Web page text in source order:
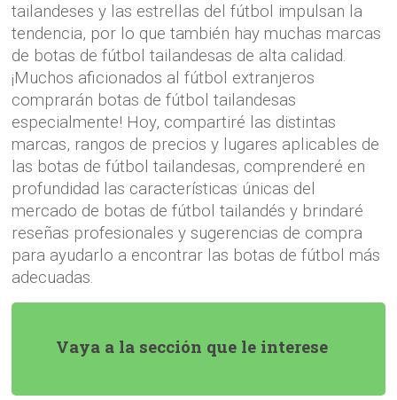
tailandeses y las estrellas del fútbol impulsan la
tendencia, por lo que también hay muchas marcas
de botas de fútbol tailandesas de alta calidad.
¡Muchos aficionados al fútbol extranjeros
comprarán botas de fútbol tailandesas
especialmente! Hoy, compartiré las distintas
marcas, rangos de precios y lugares aplicables de
las botas de fútbol tailandesas, comprenderé en
profundidad las características únicas del
mercado de botas de fútbol tailandés y brindaré
reseñas profesionales y sugerencias de compra
para ayudarlo a encontrar las botas de fútbol más
adecuadas.
Vaya a la sección que le interese